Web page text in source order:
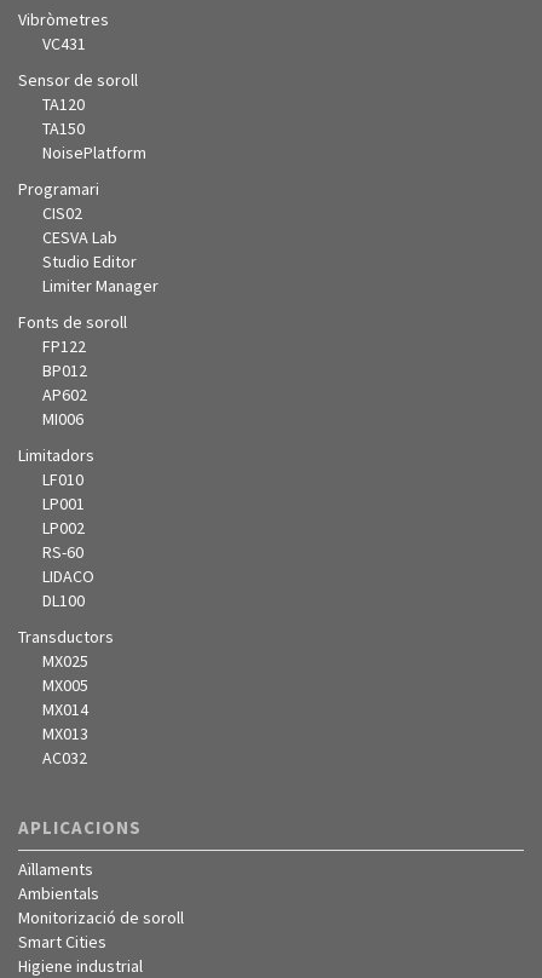
Vibròmetres
VC431
Sensor de soroll
TA120
TA150
NoisePlatform
Programari
CIS02
CESVA Lab
Studio Editor
Limiter Manager
Fonts de soroll
FP122
BP012
AP602
MI006
Limitadors
LF010
LP001
LP002
RS-60
LIDACO
DL100
Transductors
MX025
MX005
MX014
MX013
AC032
APLICACIONS
Aïllaments
Ambientals
Monitorizació de soroll
Smart Cities
Higiene industrial